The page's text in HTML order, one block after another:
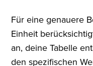
Für eine genauere
Einheit
an, deine Tabelle
den spezifischen